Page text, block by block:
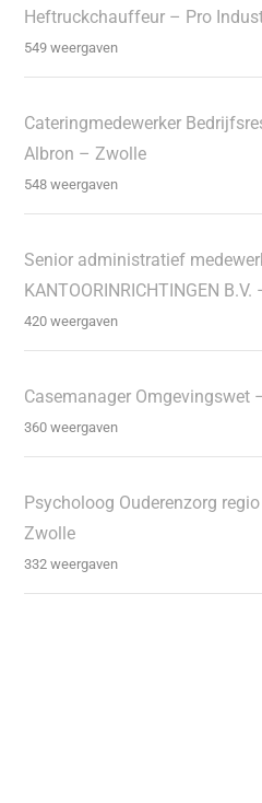
Heftruckchauffeur – Pro
549 weergaven
Cateringmedewerker
Albron – Zwolle
548 weergaven
Senior administratief
KANTOORINRICHTINGEN
420 weergaven
Casemanager Omgevingswet
360 weergaven
Psycholoog Ouderenzorg
Zwolle
332 weergaven